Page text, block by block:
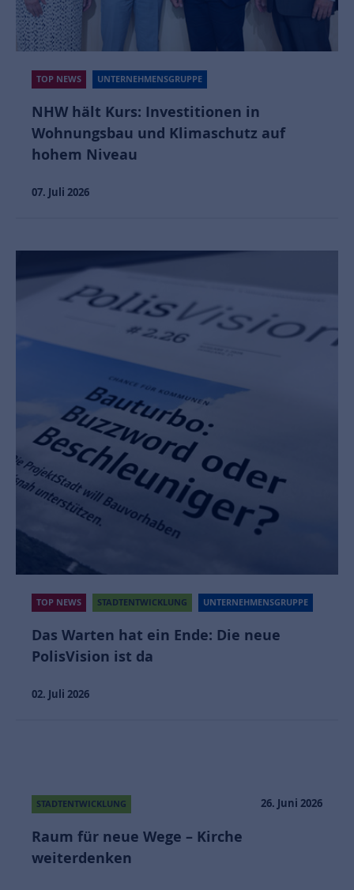
TOP NEWS UNTERNEHMENSGRUPPE
NHW hält Kurs: Investitionen in
Wohnungsbau und Klimaschutz auf
hohem Niveau
07. Juli 2026
TOP NEWS STADTENTWICKLUNG UNTERNEHMENSGRUPPE
Das Warten hat ein Ende: Die neue
PolisVision ist da
02. Juli 2026
STADTENTWICKLUNG 26. Juni 2026
Raum für neue Wege – Kirche
weiterdenken